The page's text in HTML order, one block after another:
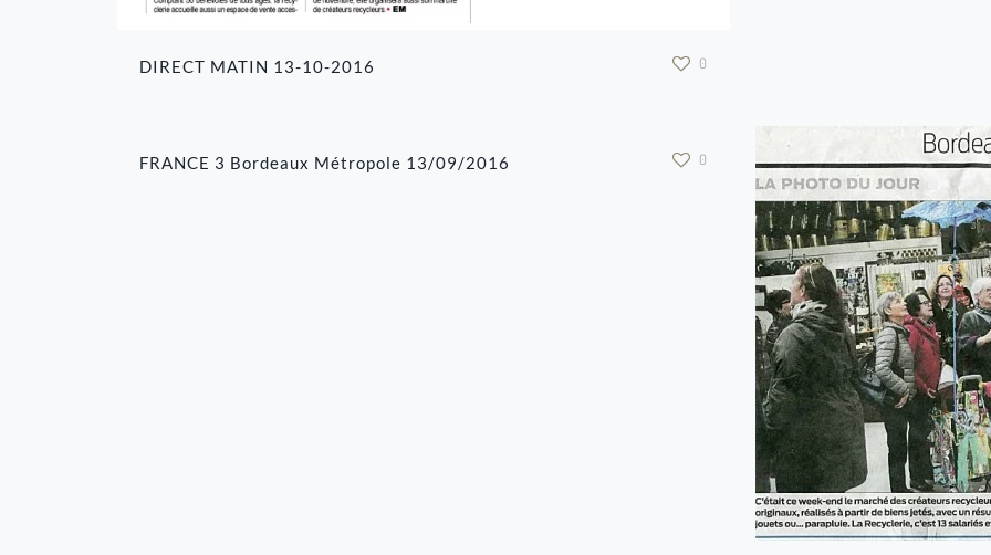
DIRECT MATIN 13-10-2016 0
FRANCE 3 Bordeaux Métropole 13/09/2016 0